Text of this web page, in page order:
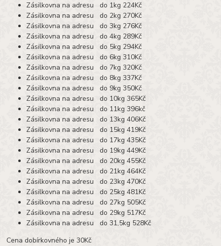
Zásilkovna na adresu do 1kg 224Kč
Zásilkovna na adresu do 2kg 270Kč
Zásilkovna na adresu do 3kg 276Kč
Zásilkovna na adresu do 4kg 289Kč
Zásilkovna na adresu do 5kg 294Kč
Zásilkovna na adresu do 6kg 310Kč
Zásilkovna na adresu do 7kg 320Kč
Zásilkovna na adresu do 8kg 337Kč
Zásilkovna na adresu do 9kg 350Kč
Zásilkovna na adresu do 10kg 365Kč
Zásilkovna na adresu do 11kg 396kč
Zásilkovna na adresu do 13kg 406Kč
Zásilkovna na adresu do 15kg 419Kč
Zásilkovna na adresu do 17kg 435Kč
Zásilkovna na adresu do 19kg 449Kč
Zásilkovna na adresu do 20kg 455Kč
Zásilkovna na adresu do 21kg 464Kč
Zásilkovna na adresu do 23kg 470Kč
Zásilkovna na adresu do 25kg 481Kč
Zásilkovna na adresu do 27kg 505Kč
Zásilkovna na adresu do 29kg 517Kč
Zásilkovna na adresu do 31,5kg 528Kč
Cena dobírkovného je 30Kč